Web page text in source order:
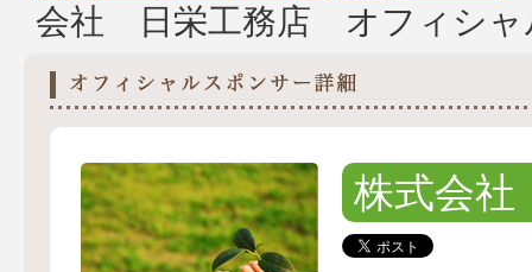
会社 日栄工務店 オフィシャ
株式会